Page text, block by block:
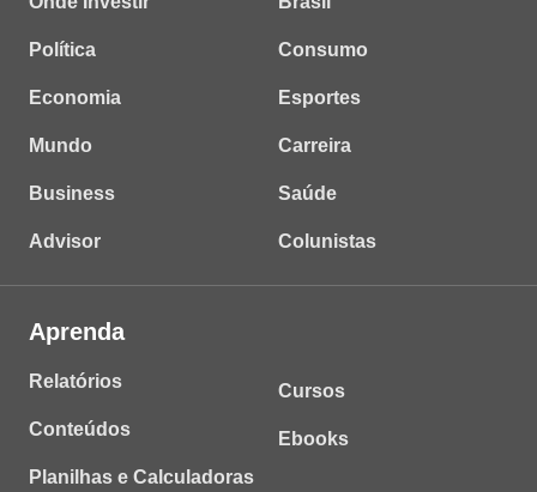
Política
Economia
Mundo
Business
Advisor
Consumo
Esportes
Carreira
Saúde
Colunistas
Aprenda
Relatórios
Conteúdos
Planilhas e Calculadoras
Cursos
Ebooks